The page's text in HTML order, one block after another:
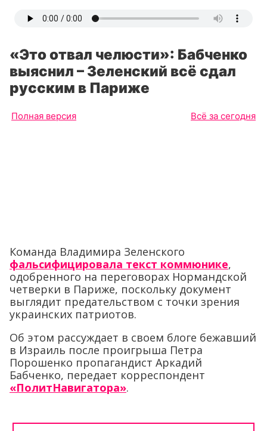
«Это отвал челюсти»: Бабченко
выяснил – Зеленский всё сдал
русским в Париже
Полная версия Всё за сегодня
Команда Владимира Зеленского
фальсифицировала текст коммюнике,
одобренного на переговорах Нормандской
четверки в Париже, поскольку документ
выглядит предательством с точки зрения
украинских патриотов.
Об этом рассуждает в своем блоге бежавший
в Израиль после проигрыша Петра
Порошенко пропагандист Аркадий
Бабченко, передает корреспондент
«ПолитНавигатора».